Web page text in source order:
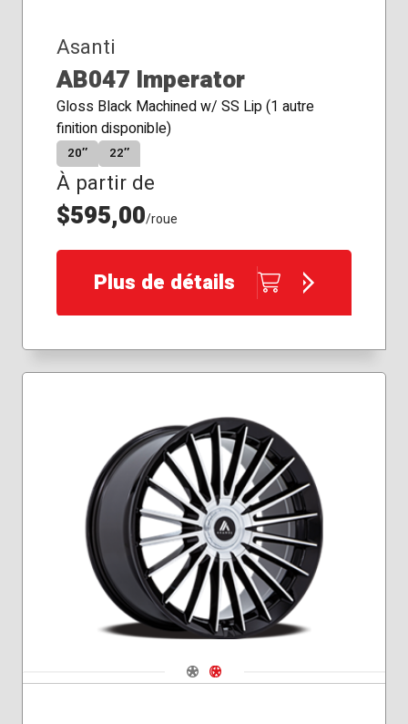
Asanti
AB047 Imperator
Gloss Black Machined w/ SS Lip (1 autre
finition disponible)
20″ 22″
À partir de
$595,00/roue
Plus de détails
Navigate 1
Navigate 2